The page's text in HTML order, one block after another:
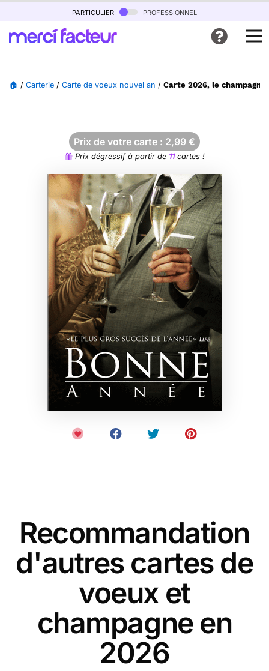
particulier professionnel
🏠 / Carterie / Carte de voeux nouvel an / Carte 2026, le
Prix de votre carte : 2,99 €
Prix dégressif à partir de 11cartes !
Recommandation
d'autres cartes de
voeux et
champagne en
2026